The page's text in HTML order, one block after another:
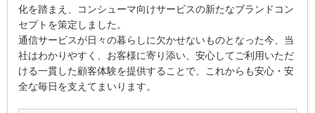
化を踏まえ、コンシューマ向けサービスの新たなブランドコン
セプトを策定しました。
通信サービスが日々の暮らしに欠かせないものとなった今、当
社はわかりやすく、お客様に寄り添い、安心してご利用いただ
ける一貫した顧客体験を提供することで、これからも安心・安
全な毎日を支えてまいります。